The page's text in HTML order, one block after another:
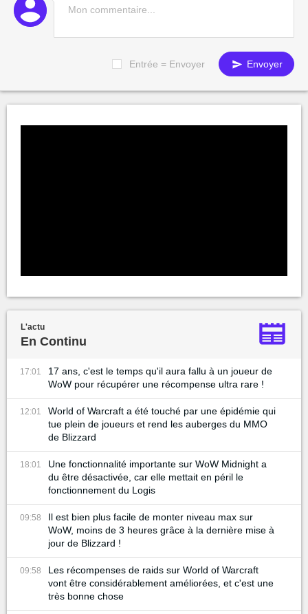
Entrée = Envoyer Envoyer
L'actu
En Continu
17:01
17 ans, c'est le temps qu'il aura fallu à un joueur de
WoW pour récupérer une récompense ultra rare !
12:01
World of Warcraft a été touché par une épidémie qui
tue plein de joueurs et rend les auberges du MMO
de Blizzard
18:01
Une fonctionnalité importante sur WoW Midnight a
du être désactivée, car elle mettait en péril le
fonctionnement du Logis
09:58
Il est bien plus facile de monter niveau max sur
WoW, moins de 3 heures grâce à la dernière mise à
jour de Blizzard !
09:58
Les récompenses de raids sur World of Warcraft
vont être considérablement améliorées, et c'est une
très bonne chose